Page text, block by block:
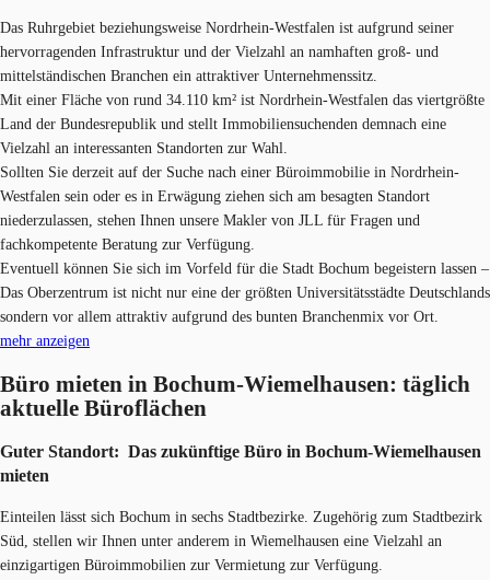
Das Ruhrgebiet beziehungsweise Nordrhein-Westfalen ist aufgrund seiner
hervorragenden Infrastruktur und der Vielzahl an namhaften groß- und
mittelständischen Branchen ein attraktiver Unternehmenssitz.
Mit einer Fläche von rund 34.110 km² ist Nordrhein-Westfalen das viertgrößte
Land der Bundesrepublik und stellt Immobiliensuchenden demnach eine
Vielzahl an interessanten Standorten zur Wahl.
Sollten Sie derzeit auf der Suche nach einer Büroimmobilie in Nordrhein-
Westfalen sein oder es in Erwägung ziehen sich am besagten Standort
niederzulassen, stehen Ihnen unsere Makler von JLL für Fragen und
fachkompetente Beratung zur Verfügung.
Eventuell können Sie sich im Vorfeld für die Stadt Bochum begeistern lassen –
Das Oberzentrum ist nicht nur eine der größten Universitätsstädte Deutschlands
sondern vor allem attraktiv aufgrund des bunten Branchenmix vor Ort.
mehr anzeigen
Büro mieten in Bochum-Wiemelhausen: täglich
aktuelle Büroflächen
Guter Standort: Das zukünftige Büro in Bochum-Wiemelhausen
mieten
Einteilen lässt sich Bochum in sechs Stadtbezirke. Zugehörig zum Stadtbezirk
Süd, stellen wir Ihnen unter anderem in Wiemelhausen eine Vielzahl an
einzigartigen Büroimmobilien zur Vermietung zur Verfügung.